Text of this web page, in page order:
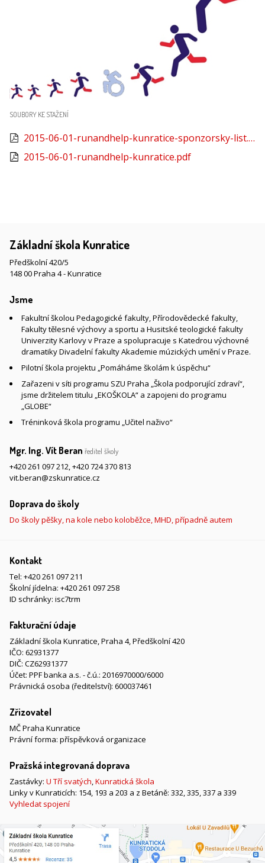
SOUBORY KE STAŽENÍ
2015-06-01-runandhelp-kunratice-sponzorsky-list.pdf
2015-06-01-runandhelp-kunratice.pdf
Základní škola Kunratice
Předškolní 420/5
148 00 Praha 4 - Kunratice
Jsme
Fakultní školou Pedagogické fakulty, Přírodovědecké fakulty,
Fakulty tělesné výchovy a sportu a Husitské teologické fakulty
Univerzity Karlovy v Praze a spolupracuje s Katedrou výchovné
dramatiky Divadelní fakulty Akademie múzických umění v Praze.
Pilotní škola projektu „Pomáháme školám k úspěchu“
Zařazeni v síti programu SZU Praha „Škola podporující zdraví“,
jsme držitelem titulu „EKOŠKOLA“ a zapojeni do programu
„GLOBE“
Tréninková škola programu „Učitel naživo“
Mgr. Ing. Vít Beran ředitel školy
+420 261 097 212,+420 724 370 813
vit.beran@zskunratice.cz
Doprava do školy
Do školy pěšky, na kole nebo koloběžce, MHD, případně autem
Kontakt
Tel: +420 261 097 211
Školní jídelna: +420 261 097 258
ID schránky: isc7trm
Fakturační údaje
Základní škola Kunratice, Praha 4, Předškolní 420
IČO: 62931377
DIČ: CZ62931377
Účet: PPF banka a.s. - č.ú.: 2016970000/6000
Právnická osoba (ředitelství): 600037461
Zřizovatel
MČ Praha Kunratice
Právní forma: příspěvková organizace
Pražská integrovaná doprava
Zastávky: U Tří svatých,Kunratická škola
Linky v Kunraticích: 154, 193 a 203 a z Betáně: 332, 335, 337 a 339
Vyhledat spojení